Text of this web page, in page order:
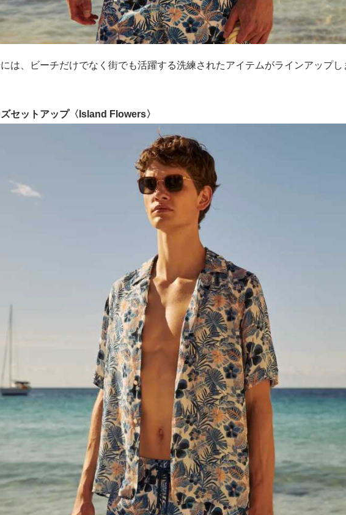
は、ビーチだけでなく街でも活躍する洗練されたアイテムがラインアップし
ズセットアップ〈Island Flowers〉